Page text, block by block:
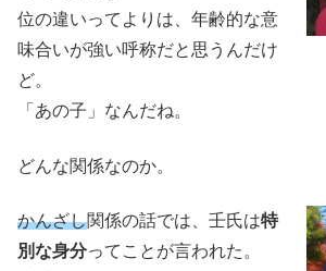
位の違いってよりは、年齢的な意
味合いが強い呼称だと思うんだけ
ど。
「あの子」なんだね。
どんな関係なのか。
かんざし関係の話では、壬氏は特
別な身分ってことが言われた。